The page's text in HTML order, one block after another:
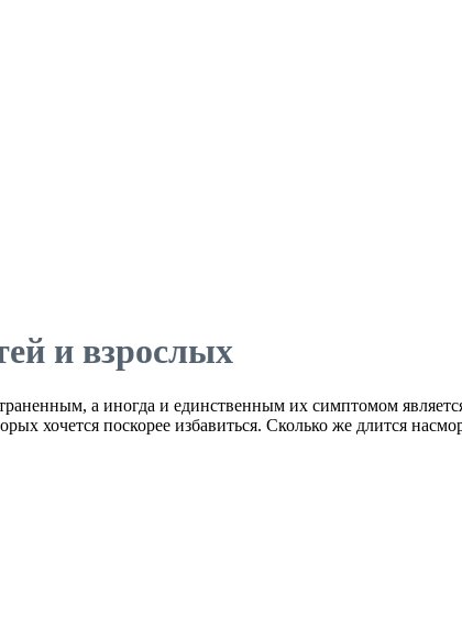
и взрослых
а иногда и единственным их симптомом
хочется поскорее избавиться. Сколько же длится